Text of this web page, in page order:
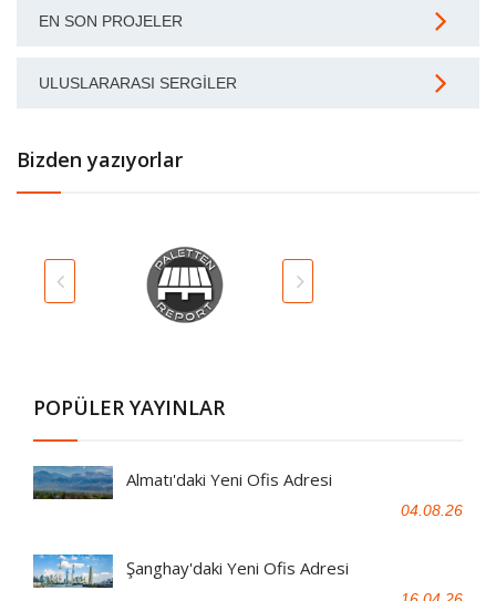
EN SON PROJELER
ULUSLARARASI SERGILER
Bizden yazıyorlar
POPÜLER YAYINLAR
Almatı'daki Yeni Ofis Adresi
04.08.26
Şanghay'daki Yeni Ofis Adresi